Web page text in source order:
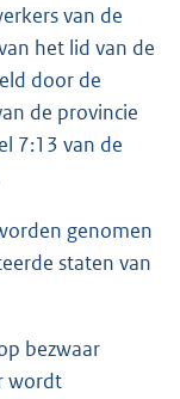
van de
het lid van de
door de
de provincie
7:13 van de
genomen
staten van
bezwaar
wordt